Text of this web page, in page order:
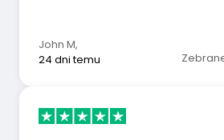
John M,
24 dni temu